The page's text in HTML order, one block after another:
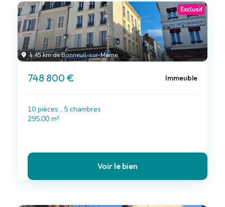
à 45 km de Bonneuil-sur-Marne
Exclusif
748 800 € Immeuble
10 pièces , 5 chambres
295.00 m²
Voir le bien